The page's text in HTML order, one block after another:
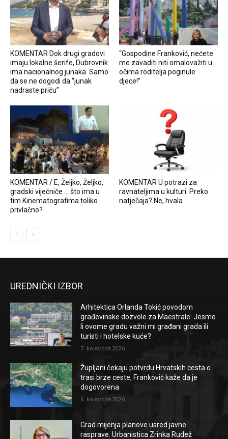
KOMENTAR Dok drugi gradovi
imaju lokalne šerife, Dubrovnik
ima nacionalnog junaka. Samo
da se ne dogodi da “junak
nadraste priču”
“Gospodine Franković, nećete
me zavaditi niti omalovažiti u
očima roditelja poginule
djece!”
KOMENTAR / E, Željko, Željko,
gradski vijećniče … što ima u
tim Kinematografima toliko
privlačno?
KOMENTAR U potrazi za
ravnateljima u kulturi. Preko
natječaja? Ne, hvala
UREDNIČKI IZBOR
Arhitektica Orlanda Tokić povodom
građevinske dozvole za Maestrale: Jesmo
li ovome gradu važni mi građani grada ili
turisti i hotelske kuće?
7. kolovoza 2026.
Župljani čekaju potvrdu Hrvatskih cesta o
trasi brze ceste, Franković kaže da je
dogovorena
6. kolovoza 2026.
Grad mijenja planove usred javne
rasprave. Urbanistica Zrinka Rudež